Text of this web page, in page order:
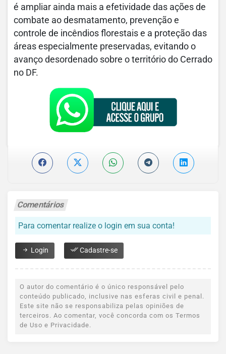
é ampliar ainda mais a efetividade das ações de
combate ao desmatamento, prevenção e
controle de incêndios florestais e a proteção das
áreas especialmente preservadas, evitando o
avanço desordenado sobre o território do Cerrado
no DF.
Comentários
Para comentar realize o login em sua conta!
Login Cadastre-se
O autor do comentário é o único responsável pelo
conteúdo publicado, inclusive nas esferas civil e penal.
Este site não se responsabiliza pelas opiniões de
terceiros. Ao comentar, você concorda com os Termos
de Uso e Privacidade.